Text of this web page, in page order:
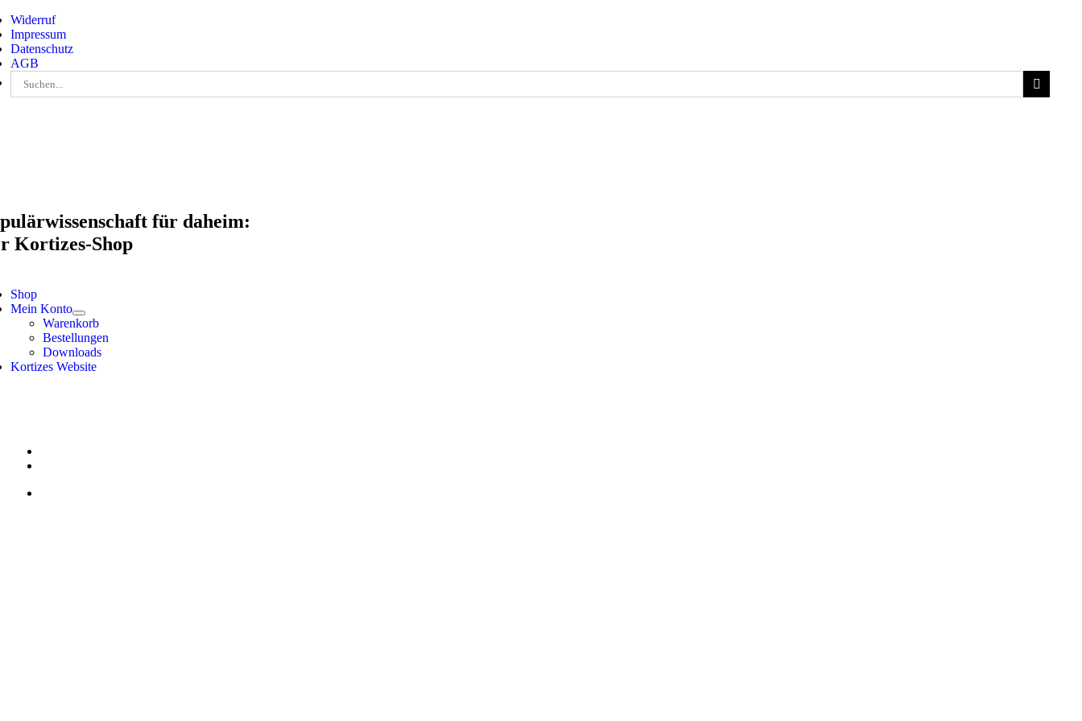
to
content
Widerruf
Impressum
Datenschutz
AGB
nach:
für daheim:
Kortizes-Shop
Shop
Mein Konto
Warenkorb
Bestellungen
Downloads
Kortizes Website